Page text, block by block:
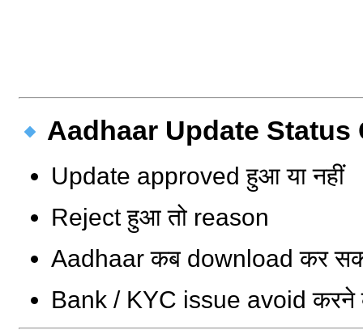
Aadhaar Update Status
Update approved हुआ या नहीं
Reject हुआ तो reason
Aadhaar कब download कर
Bank / KYC issue avoid करने